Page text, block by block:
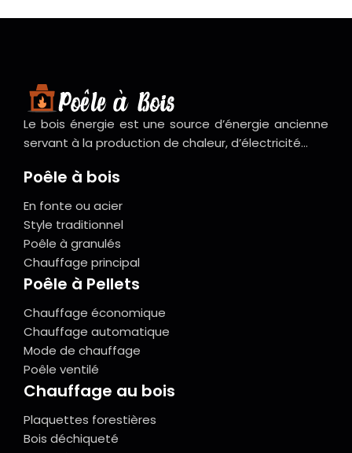
Le bois énergie est une source d’énergie ancienne
servant à la production de chaleur, d’électricité…
Poêle à bois
En fonte ou acier
Style traditionnel
Poêle à granulés
Chauffage principal
Poêle à Pellets
Chauffage économique
Chauffage automatique
Mode de chauffage
Poêle ventilé
Chauffage au bois
Plaquettes forestières
Bois déchiqueté